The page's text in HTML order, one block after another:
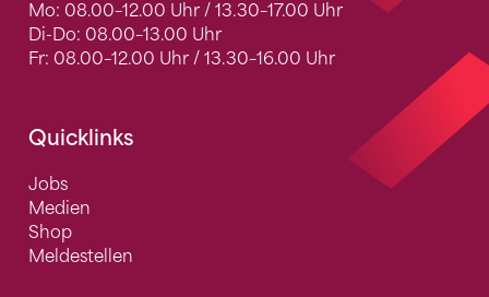
Mo: 08.00–12.00 Uhr / 13.30–17.00 Uhr
Di-Do: 08.00–13.00 Uhr
Fr: 08.00–12.00 Uhr / 13.30–16.00 Uhr
Quicklinks
Jobs
Medien
Shop
Meldestellen